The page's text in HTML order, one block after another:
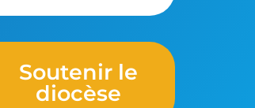
Soutenir le
diocèse